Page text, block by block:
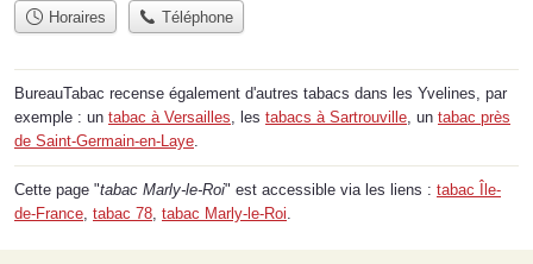
Horaires Téléphone
BureauTabac recense également d'autres tabacs dans les Yvelines, par
exemple : un tabac à Versailles, les tabacs à Sartrouville, un tabac près
de Saint-Germain-en-Laye.
Cette page "tabac Marly-le-Roi" est accessible via les liens : tabac Île-
de-France, tabac 78, tabac Marly-le-Roi.